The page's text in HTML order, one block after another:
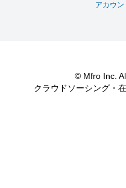
アカウン
© Mfro Inc.
クラウドソーシング・